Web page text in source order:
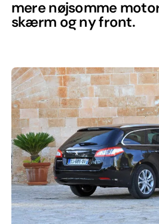
mere nøjsomme
skærm og ny front.